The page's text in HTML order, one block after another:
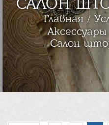
САЛОН
Главная
Салон